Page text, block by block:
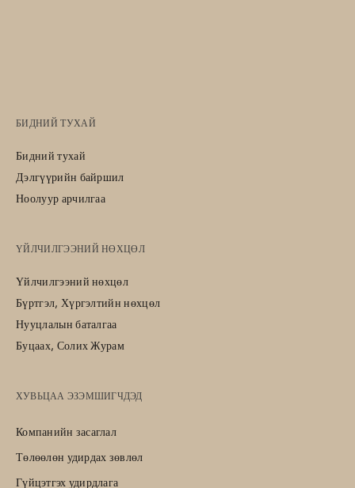
БИДНИЙ ТУХАЙ
Бидний тухай
Дэлгүүрийн байршил
Ноолуур арчилгаа
ҮЙЛЧИЛГЭЭНИЙ НӨХЦӨЛ
Үйлчилгээний нөхцөл
Бүртгэл, Хүргэлтийн нөхцөл
Нууцлалын баталгаа
Буцаах, Солих Журам
ХУВЬЦАА ЭЗЭМШИГЧДЭД
Компанийн засаглал
Төлөөлөн удирдах зөвлөл
Гүйцэтгэх удирдлага